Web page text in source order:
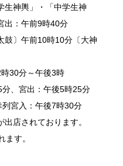
生神輿」・「中学生神
出：午前9時40分
鼓〕午前10時10分〔大神
30分～午後3時
、宮出：午後5時25分
列宮入：午後7時30分
店されております。
す。